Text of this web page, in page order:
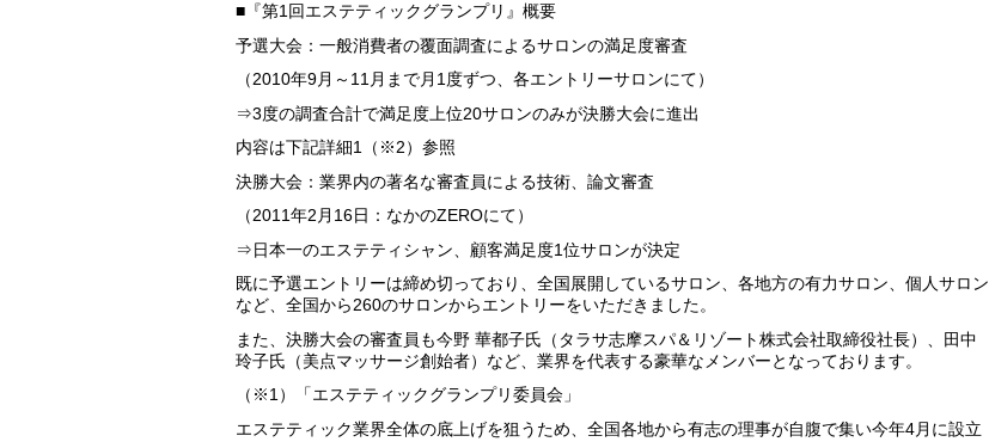
■『第1回エステティックグランプリ』概要
予選大会：一般消費者の覆面調査によるサロンの満足度審査
（2010年9月～11月まで月1度ずつ、各エントリーサロンにて）
⇒3度の調査合計で満足度上位20サロンのみが決勝大会に進出
内容は下記詳細1（※2）参照
決勝大会：業界内の著名な審査員による技術、論文審査
（2011年2月16日：なかのZEROにて）
⇒日本一のエステティシャン、顧客満足度1位サロンが決定
既に予選エントリーは締め切っており、全国展開しているサロン、各地方の有力サロン、個人サロン
など、全国から260のサロンからエントリーをいただきました。
また、決勝大会の審査員も今野 華都子氏（タラサ志摩スパ＆リゾート株式会社取締役社長）、田中
玲子氏（美点マッサージ創始者）など、業界を代表する豪華なメンバーとなっております。
（※1）「エステティックグランプリ委員会」
エステティック業界全体の底上げを狙うため、全国各地から有志の理事が自腹で集い今年4月に設立